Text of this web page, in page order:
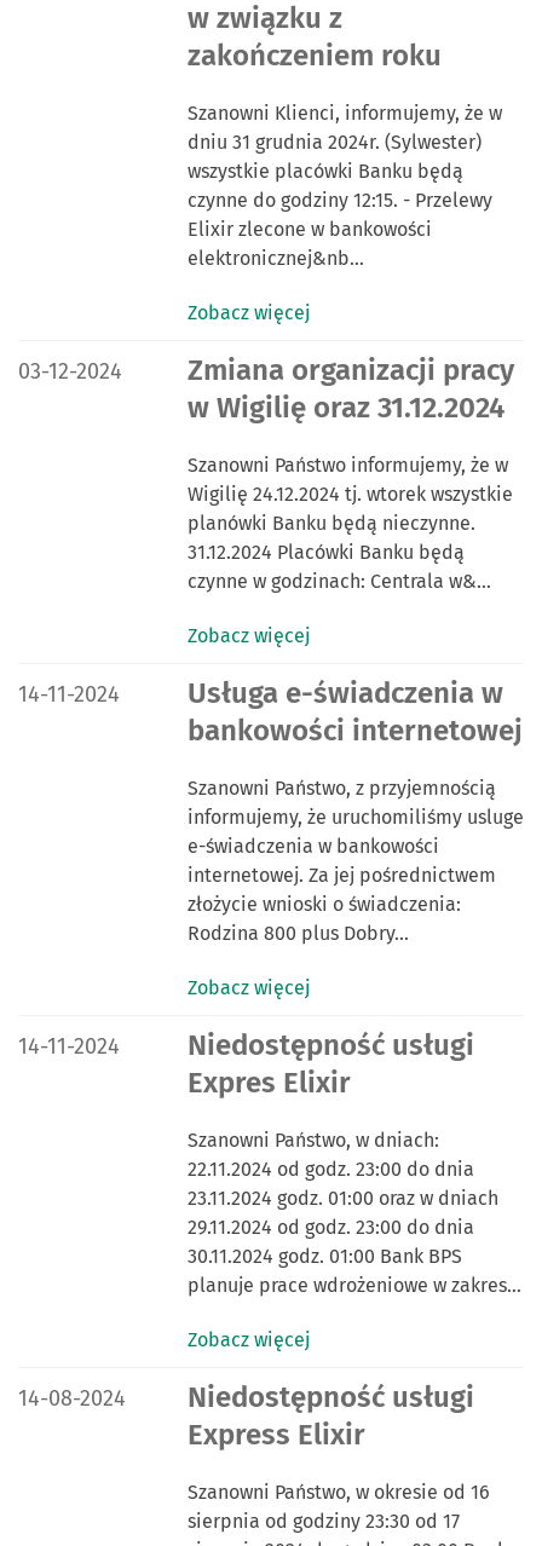
w związku z
zakończeniem roku
Szanowni Klienci, informujemy, że w
dniu 31 grudnia 2024r. (Sylwester)
wszystkie placówki Banku będą
czynne do godziny 12:15. - Przelewy
Elixir zlecone w bankowości
elektronicznej&nb…
Zobacz więcej
DATA PUBLIKACJI:
03-12-2024
Zmiana organizacji pracy
w Wigilię oraz 31.12.2024
Szanowni Państwo informujemy, że w
Wigilię 24.12.2024 tj. wtorek wszystkie
planówki Banku będą nieczynne.
31.12.2024 Placówki Banku będą
czynne w godzinach: Centrala w&…
Zobacz więcej
DATA PUBLIKACJI:
14-11-2024
Usługa e-świadczenia w
bankowości internetowej
Szanowni Państwo, z przyjemnością
informujemy, że uruchomiliśmy usluge
e-świadczenia w bankowości
internetowej. Za jej pośrednictwem
złożycie wnioski o świadczenia:
Rodzina 800 plus Dobry…
Zobacz więcej
DATA PUBLIKACJI:
14-11-2024
Niedostępność usługi
Expres Elixir
Szanowni Państwo, w dniach:
22.11.2024 od godz. 23:00 do dnia
23.11.2024 godz. 01:00 oraz w dniach
29.11.2024 od godz. 23:00 do dnia
30.11.2024 godz. 01:00 Bank BPS
planuje prace wdrożeniowe w zakres…
Zobacz więcej
DATA PUBLIKACJI:
14-08-2024
Niedostępność usługi
Express Elixir
Szanowni Państwo, w okresie od 16
sierpnia od godziny 23:30 od 17